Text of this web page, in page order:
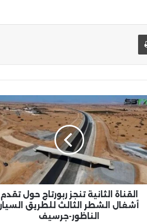
اطبعها
القناة الثانية تنجز ربورتاج حول تقدم
أشغال الشطر الثالث للطريق السيار
الناظور-جرسيف